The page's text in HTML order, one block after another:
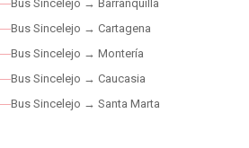
Bus Sincelejo → Barranquilla
Bus Sincelejo → Cartagena
Bus Sincelejo → Montería
Bus Sincelejo → Caucasia
Bus Sincelejo → Santa Marta